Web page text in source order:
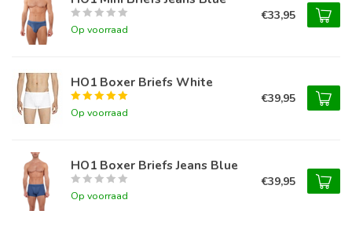
Op voorraad
€33,95
HO1 Boxer Briefs White
Op voorraad
€39,95
HO1 Boxer Briefs Jeans Blue
Op voorraad
€39,95